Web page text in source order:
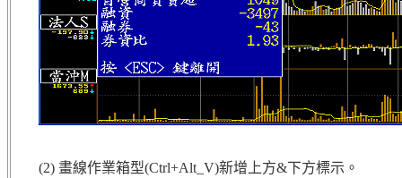
(2) 畫線作業箱型(Ctrl+Alt_V)新增上方&下方標示。